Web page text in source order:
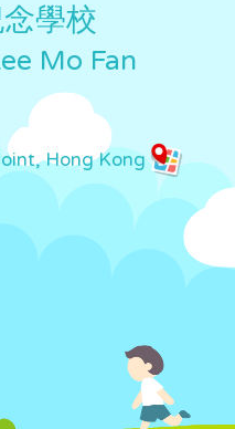
學校
Mo Fan
Hong Kong